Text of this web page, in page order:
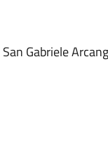
Gabriele